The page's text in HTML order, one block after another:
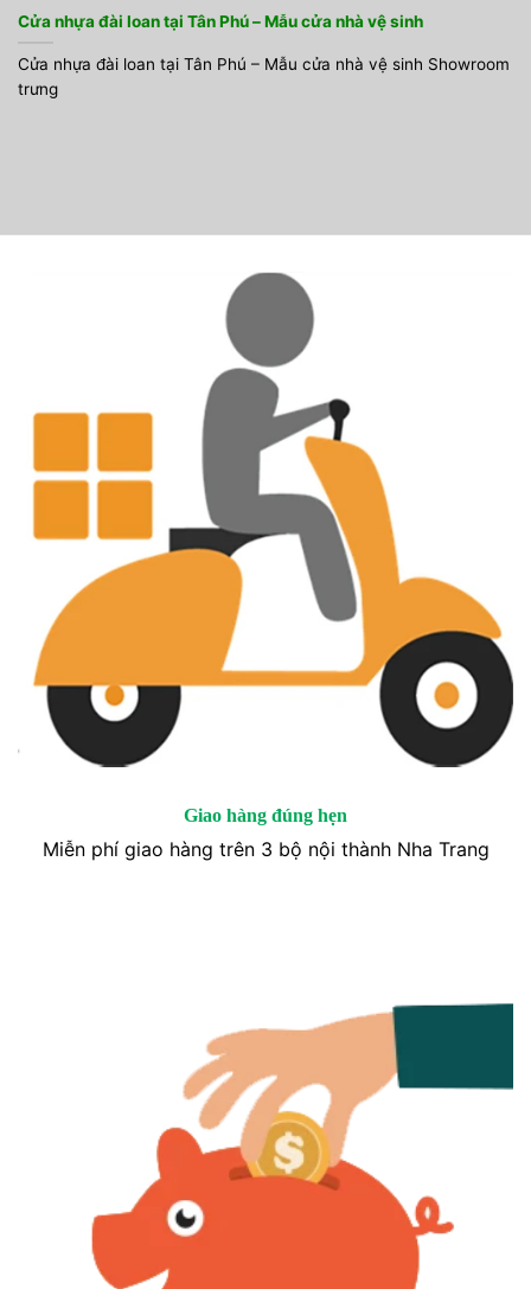
Cửa nhựa đài loan tại Tân Phú – Mẫu cửa nhà vệ sinh
Cửa nhựa đài loan tại Tân Phú – Mẫu cửa nhà vệ sinh Showroom
trưng
Giao hàng đúng hẹn
Miễn phí giao hàng trên 3 bộ nội thành Nha Trang